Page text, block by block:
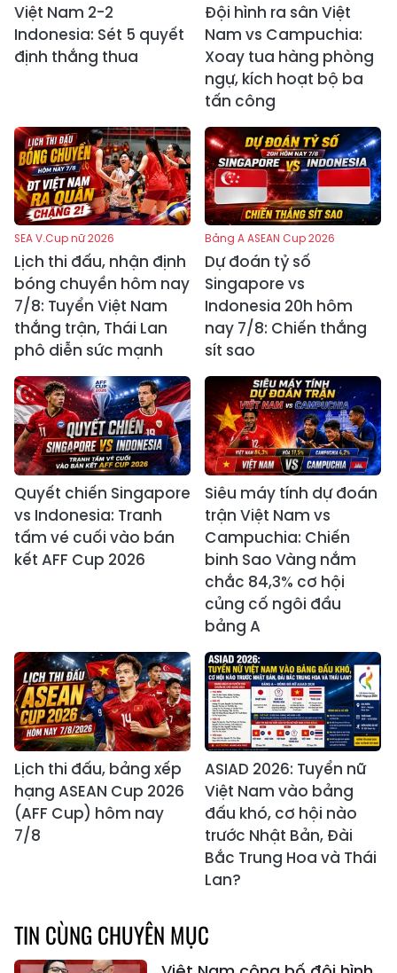
Việt Nam 2-2
Indonesia: Sét 5 quyết
định thắng thua
Đội hình ra sân Việt
Nam vs Campuchia:
Xoay tua hàng phòng
ngự, kích hoạt bộ ba
tấn công
SEA V.Cup nữ 2026
Lịch thi đấu, nhận định
bóng chuyền hôm nay
7/8: Tuyển Việt Nam
thắng trận, Thái Lan
phô diễn sức mạnh
Bảng A ASEAN Cup 2026
Dự đoán tỷ số
Singapore vs
Indonesia 20h hôm
nay 7/8: Chiến thắng
sít sao
Quyết chiến Singapore
vs Indonesia: Tranh
tấm vé cuối vào bán
kết AFF Cup 2026
Siêu máy tính dự đoán
trận Việt Nam vs
Campuchia: Chiến
binh Sao Vàng nắm
chắc 84,3% cơ hội
củng cố ngôi đầu
bảng A
Lịch thi đấu, bảng xếp
hạng ASEAN Cup 2026
(AFF Cup) hôm nay
7/8
ASIAD 2026: Tuyển nữ
Việt Nam vào bảng
đấu khó, cơ hội nào
trước Nhật Bản, Đài
Bắc Trung Hoa và Thái
Lan?
TIN CÙNG CHUYÊN MỤC